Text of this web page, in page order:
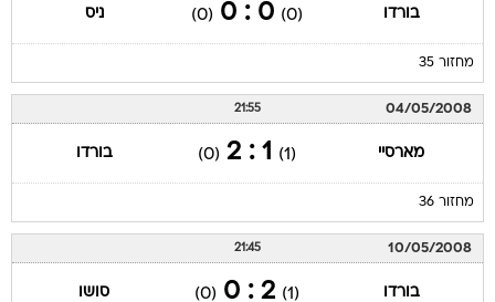
בורדו (0)
0 : 0
(0) ניס
מחזור 35
04/05/2008
21:55
מארסיי (1)
1 : 2
(0) בורדו
מחזור 36
10/05/2008
21:45
בורדו (1)
2 : 0
(0) סושו